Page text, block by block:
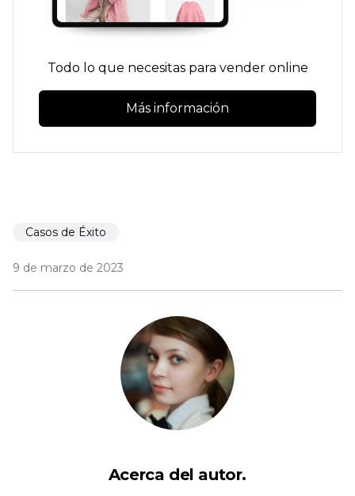
Todo lo que necesitas para vender online
Más información
Casos de Éxito
9 de marzo de 2023
Acerca del autor.